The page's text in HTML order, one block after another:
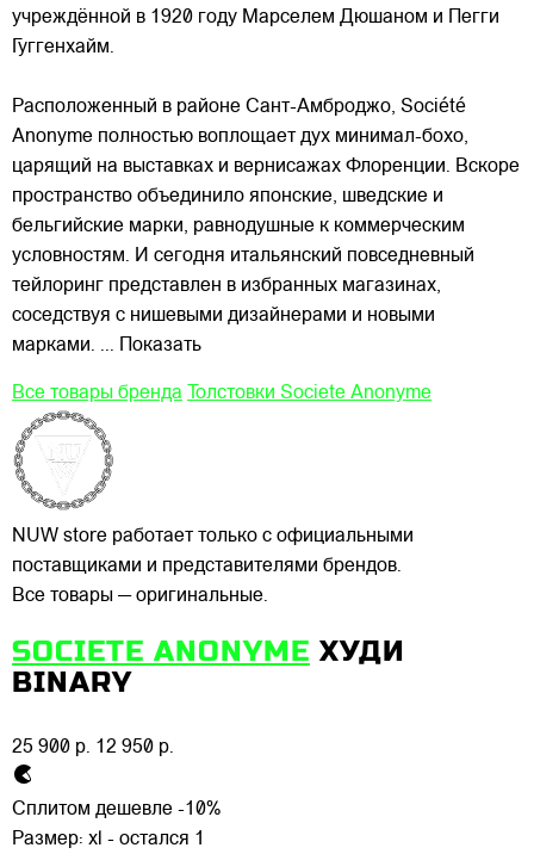
учреждённой в 1920 году Марселем Дюшаном и Пегги
Гуггенхайм.
Расположенный в районе Сант-Амброджо, Société
Anonyme полностью воплощает дух минимал-бохо,
царящий на выставках и вернисажах Флоренции. Вскоре
пространство объединило японские, шведские и
бельгийские марки, равнодушные к коммерческим
условностям. И сегодня итальянский повседневный
тейлоринг представлен в избранных магазинах,
соседствуя с нишевыми дизайнерами и новыми
марками. ... Показать
Все товары бренда Толстовки Societe Anonyme
NUW store работает только с официальными
поставщиками и представителями брендов.
Все товары — оригинальные.
SOCIETE ANONYME ХУДИ
BINARY
25 900 р. 12 950 р.
Сплитом дешевле -10%
Размер: xl - остался 1